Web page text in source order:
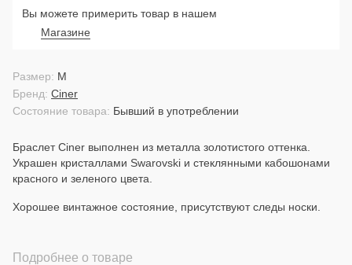
Вы можете примерить товар в нашем
Магазине
Состояние товара: Бывший в употреблении
Бренд: Ciner
Размер: M
Браслет Ciner выполнен из металла золотистого оттенка.
Украшен кристаллами Swarovski и стеклянными кабошонами
красного и зеленого цвета.
Хорошее винтажное состояние, присутствуют следы носки.
Подробнее о товаре